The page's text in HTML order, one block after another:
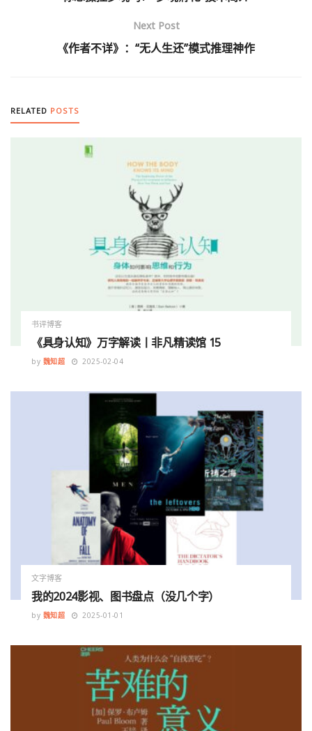
Next Post
《作者不详》：“无人生还”模式推理神作
RELATED POSTS
书评博客
《具身认知》万字解读丨非凡精读馆 15
by 魏知超 2025-02-04
文字博客
我的2024影视、图书盘点（没几个字）
by 魏知超 2025-01-01